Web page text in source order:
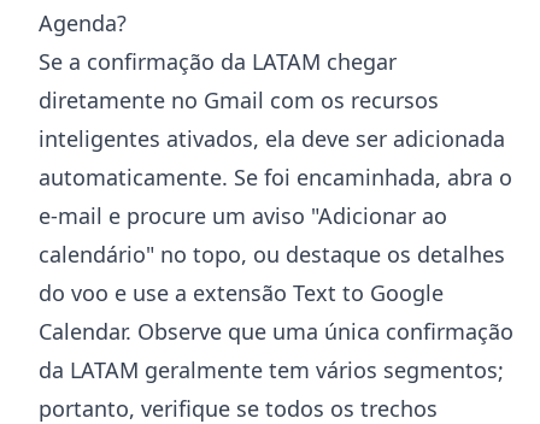
Agenda?
Se a confirmação da LATAM chegar
diretamente no Gmail com os recursos
inteligentes ativados, ela deve ser adicionada
automaticamente. Se foi encaminhada, abra o
e-mail e procure um aviso "Adicionar ao
calendário" no topo, ou destaque os detalhes
do voo e use a extensão Text to Google
Calendar. Observe que uma única confirmação
da LATAM geralmente tem vários segmentos;
portanto, verifique se todos os trechos